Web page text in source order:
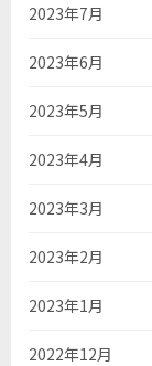
2023年7月
2023年6月
2023年5月
2023年4月
2023年3月
2023年2月
2023年1月
2022年12月